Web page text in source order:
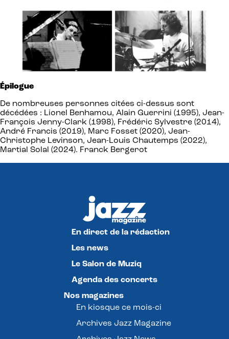
Épilogue
De nombreuses personnes citées ci-dessus sont
décédées : Lionel Benhamou, Alain Guerrini (1995), Jean-
François Jenny-Clark (1998), Frédéric Sylvestre (2014),
André Francis (2019), Marc Fosset (2020), Jean-
Christophe Levinson, Jean-Louis Chautemps (2022),
Martial Solal (2024). Franck Bergerot
En direct de la rédaction
Les news
Le Salon de Muziq
Agenda des concerts
Nos magazines
En kiosque ce mois-ci
Archives Jazz Magazine